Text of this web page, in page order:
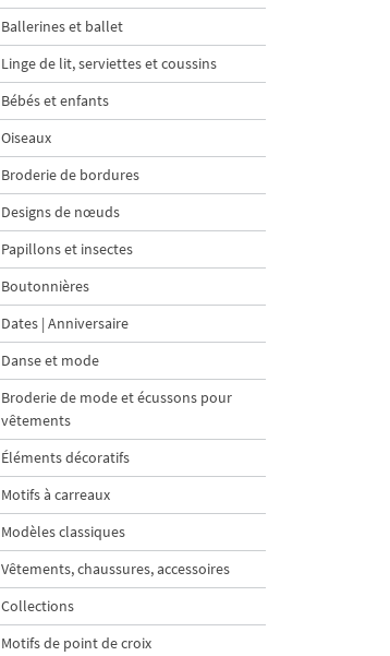
Ballerines et ballet
Linge de lit, serviettes et coussins
Bébés et enfants
Oiseaux
Broderie de bordures
Designs de nœuds
Papillons et insectes
Boutonnières
Dates | Anniversaire
Danse et mode
Broderie de mode et écussons pour
vêtements
Éléments décoratifs
Motifs à carreaux
Modèles classiques
Vêtements, chaussures, accessoires
Collections
Motifs de point de croix